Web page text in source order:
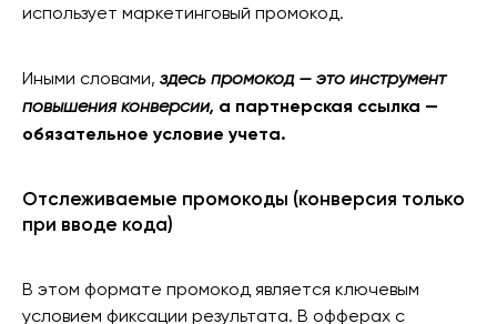
использует маркетинговый промокод.
Иными словами, здесь промокод — это инструмент
повышения конверсии, а партнерская ссылка —
обязательное условие учета.
Отслеживаемые промокоды (конверсия только
при вводе кода)
В этом формате промокод является ключевым
условием фиксации результата. В офферах с